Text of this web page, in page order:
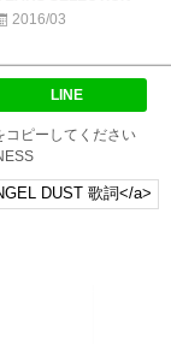
2016/03
LINE
コピーしてください